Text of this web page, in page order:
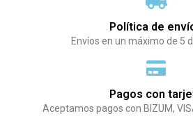
Política de
Envíos en un máximo de 5
Pagos con
Aceptamos pagos con BIZUM,